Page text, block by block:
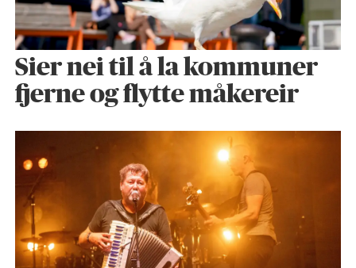
Sier nei til å la kommuner
fjerne og flytte måkereir